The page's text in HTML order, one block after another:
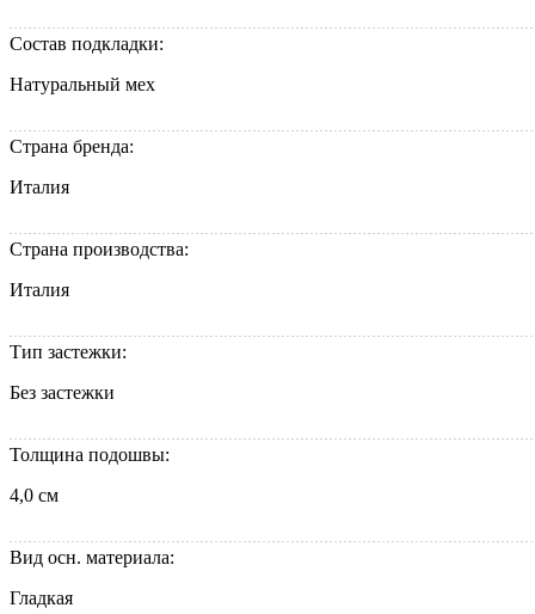
Состав подкладки:
Натуральный мех
Страна бренда:
Италия
Страна производства:
Италия
Тип застежки:
Без застежки
Толщина подошвы:
4,0 см
Вид осн. материала:
Гладкая